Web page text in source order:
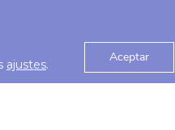
Política de
ajustes. Aceptar